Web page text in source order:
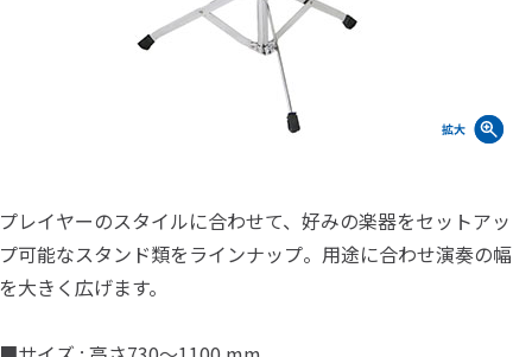
プレイヤーのスタイルに合わせて、好みの楽器をセットアッ
プ可能なスタンド類をラインナップ。用途に合わせ演奏の幅
を大きく広げます。